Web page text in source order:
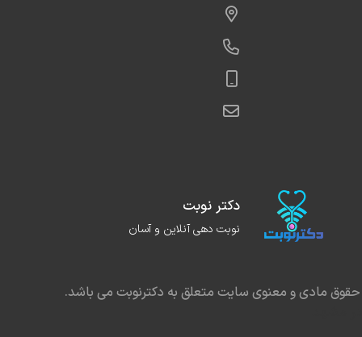
دکتر نوبت
نوبت دهی آنلاین و آسان
مادی و معنوی سایت متعلق به دکترنوبت می باشد.